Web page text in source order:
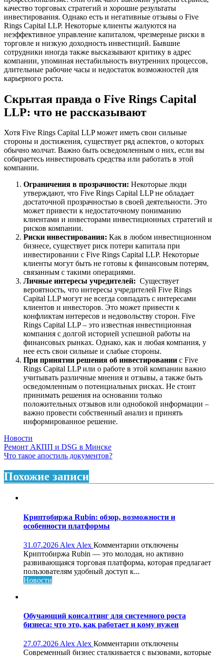
качество торговых стратегий и хорошие результаты
инвестирования. Однако есть и негативные отзывы о Five
Rings Capital LLP. Некоторые клиенты жалуются на
неэффективное управление капиталом, чрезмерные риски в
торговле и низкую доходность инвестиций. Бывшие
сотрудники иногда также высказывают критику в адрес
компании, упоминая нестабильность внутренних процессов,
длительные рабочие часы и недостаток возможностей для
карьерного роста.
Скрытая правда о Five Rings Capital
LLP: что не рассказывают
Хотя Five Rings Capital LLP может иметь свои сильные
стороны и достижения, существует ряд аспектов, о которых
обычно молчат. Важно быть осведомленным о них, если вы
собираетесь инвестировать средства или работать в этой
компании.
Ограничения в прозрачности: Некоторые люди
утверждают, что Five Rings Capital LLP не обладает
достаточной прозрачностью в своей деятельности. Это
может привести к недостаточному пониманию
клиентами и инвесторами инвестиционных стратегий и
рисков компании.
Риски инвестирования: Как в любом инвестиционном
бизнесе, существует риск потери капитала при
инвестировании с Five Rings Capital LLP. Некоторые
клиенты могут быть не готовы к финансовым потерям,
связанным с такими операциями.
Личные интересы учредителей: Существует
вероятность, что интересы учредителей Five Rings
Capital LLP могут не всегда совпадать с интересами
клиентов и инвесторов. Это может привести к
конфликтам интересов и недовольству сторон. Five
Rings Capital LLP – это известная инвестиционная
компания с долгой историей успешной работы на
финансовых рынках. Однако, как и любая компания, у
нее есть свои сильные и слабые стороны.
При принятии решения об инвестировании с Five
Rings Capital LLP или о работе в этой компании важно
учитывать различные мнения и отзывы, а также быть
осведомленным о потенциальных рисках. Не стоит
принимать решения на основании только
положительных отзывов или однобокой информации –
важно провести собственный анализ и принять
информированное решение.
Новости
Навигация
по
записям
Ремонт АКПП и DSG в Минске
Что такое апостиль документов?
Похожие записи
Криптобиржа Rubin: обзор, возможности и
особенности платформы
31.07.2026 Alex Alex Комментарии к
записи
Криптобиржа
платформы
отключены
Криптобиржа Rubin — это молодая, но активно
развивающаяся торговая платформа, которая предлагает
пользователям удобный доступ к...
Новости
Обучающий консалтинг для системного роста
бизнеса: что это, как работает и кому нужен
27.07.2026 Alex Alex Комментарии к
записи
отключены
Современный бизнес сталкивается с вызовами, которые